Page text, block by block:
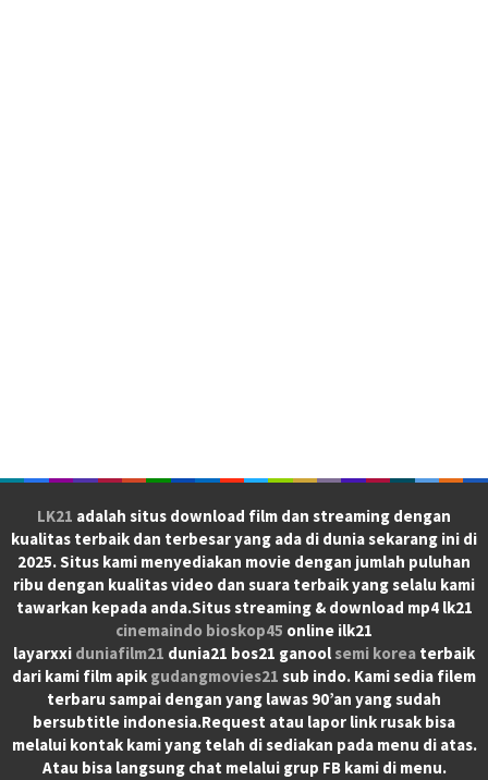
LK21 adalah situs download film dan streaming dengan
kualitas terbaik dan terbesar yang ada di dunia sekarang ini di
2025. Situs kami menyediakan movie dengan jumlah puluhan
ribu dengan kualitas video dan suara terbaik yang selalu kami
tawarkan kepada anda.Situs streaming & download mp4 lk21
cinemaindo bioskop45 online ilk21
layarxxi duniafilm21 dunia21 bos21 ganool semi korea terbaik
dari kami film apik gudangmovies21 sub indo. Kami sedia filem
terbaru sampai dengan yang lawas 90’an yang sudah
bersubtitle indonesia.Request atau lapor link rusak bisa
melalui kontak kami yang telah di sediakan pada menu di atas.
Atau bisa langsung chat melalui grup FB kami di menu.